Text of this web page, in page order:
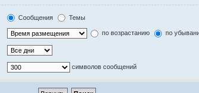
Сообщения Темы
по возрастанию по
символов сообщений